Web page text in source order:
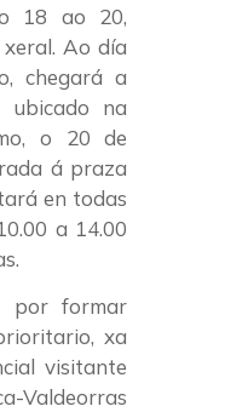
18 ao 20,
Ao día
chegará a
ubicado na
o 20 de
á praza
en todas
a 14.00
por formar
xa
visitante
Valdeorras